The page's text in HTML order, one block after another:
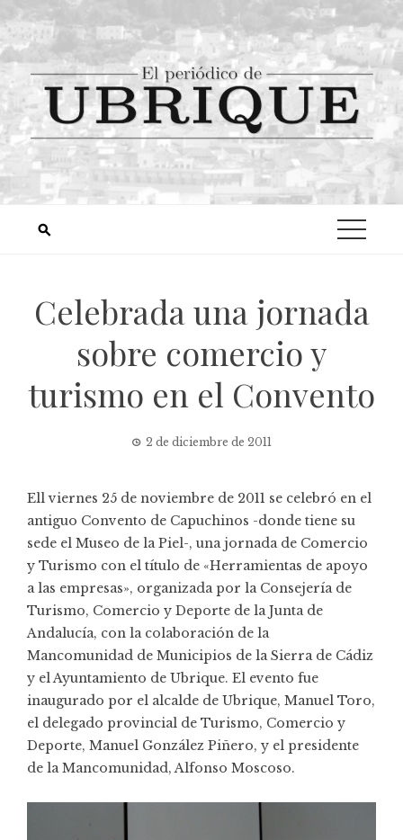
Celebrada una jornada
sobre comercio y
turismo en el Convento
2 de diciembre de 2011
Ell viernes 25 de noviembre de 2011 se celebró en el
antiguo Convento de Capuchinos -donde tiene su
sede el Museo de la Piel-, una jornada de Comercio
y Turismo con el título de «Herramientas de apoyo
a las empresas», organizada por la Consejería de
Turismo, Comercio y Deporte de la Junta de
Andalucía, con la colaboración de la
Mancomunidad de Municipios de la Sierra de Cádiz
y el Ayuntamiento de Ubrique. El evento fue
inaugurado por el alcalde de Ubrique, Manuel Toro,
el delegado provincial de Turismo, Comercio y
Deporte, Manuel González Piñero, y el presidente
de la Mancomunidad, Alfonso Moscoso.